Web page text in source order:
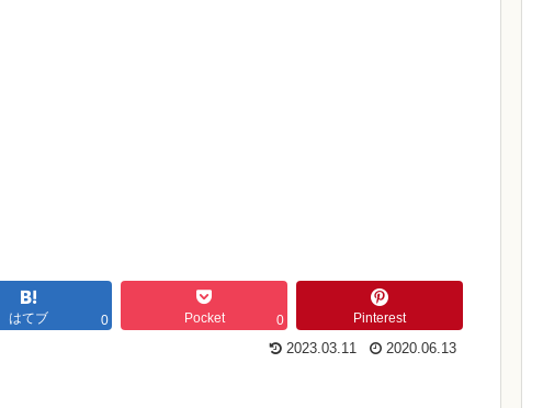
はてブ 0 Pocket 0 Pinterest
2023.03.11 2020.06.13